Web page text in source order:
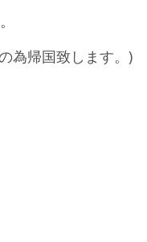
為帰国致します。)